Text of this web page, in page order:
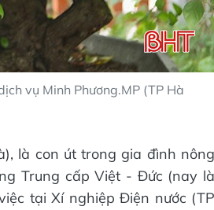
vụ Minh Phương.MP (TP Hà
là con út trong gia đình nông
Trung cấp Việt - Đức (nay là
tại Xí nghiệp Điện nước (TP